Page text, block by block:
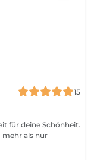
15
mehr als nur